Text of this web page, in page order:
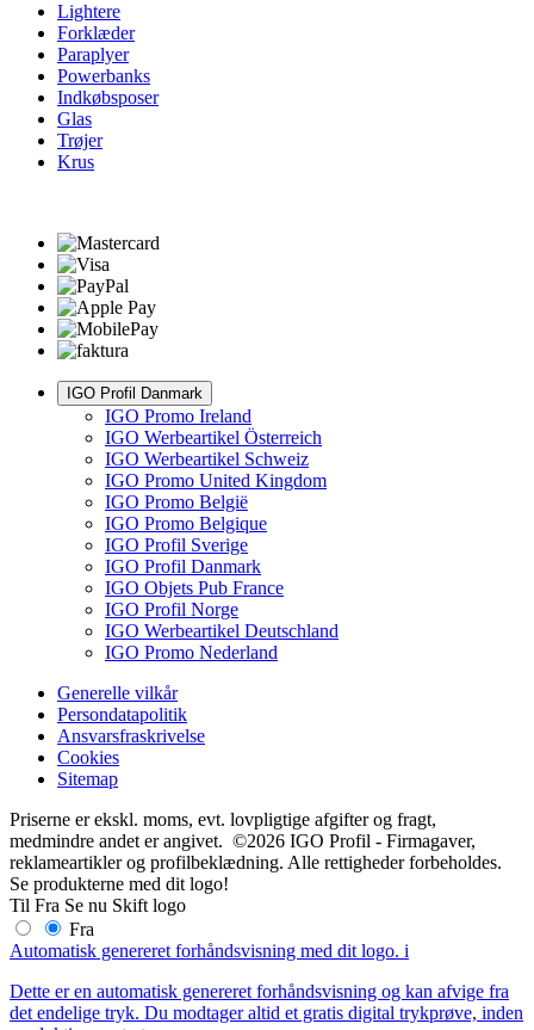
Lightere
Forklæder
Paraplyer
Powerbanks
Indkøbsposer
Glas
Trøjer
Krus
IGO Profil Danmark
IGO Promo Ireland
IGO Werbeartikel Österreich
IGO Werbeartikel Schweiz
IGO Promo United Kingdom
IGO Promo België
IGO Promo Belgique
IGO Profil Sverige
IGO Profil Danmark
IGO Objets Pub France
IGO Profil Norge
IGO Werbeartikel Deutschland
IGO Promo Nederland
Generelle vilkår
Persondatapolitik
Ansvarsfraskrivelse
Cookies
Sitemap
Priserne er ekskl. moms, evt. lovpligtige afgifter og fragt,
medmindre andet er angivet. ©2026 IGO Profil - Firmagaver,
reklameartikler og profilbeklædning. Alle rettigheder forbeholdes.
Se produkterne med dit logo!
Til Fra Se nu Skift logo
Fra
Automatisk genereret forhåndsvisning med dit logo. i
Dette er en automatisk genereret forhåndsvisning og kan afvige fra
det endelige tryk. Du modtager altid et gratis digital trykprøve, inden